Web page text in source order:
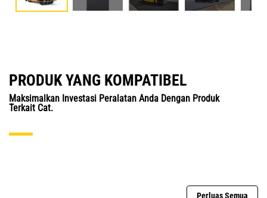
PRODUK YANG KOMPATIBEL
Maksimalkan Investasi Peralatan Anda Dengan Produk
Terkait Cat.
Perluas Semua